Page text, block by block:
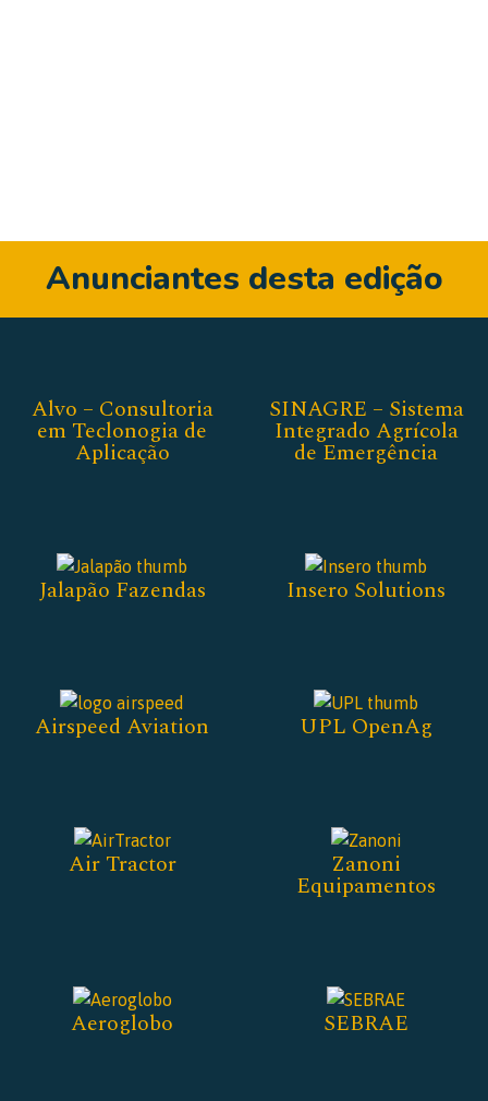
Anunciantes desta edição
Alvo – Consultoria
em Teclonogia de
Aplicação
SINAGRE – Sistema
Integrado Agrícola
de Emergência
Jalapão Fazendas Insero Solutions
Airspeed Aviation UPL OpenAg
Air Tractor Zanoni
Equipamentos
Aeroglobo SEBRAE